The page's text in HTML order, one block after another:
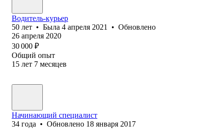
Водитель-курьер
50 лет • Была 4 апреля 2021 • Обновлено
26 апреля 2020
30 000 ₽
Общий опыт
15 лет 7 месяцев
Начинающий специалист
34 года • Обновлено 18 января 2017